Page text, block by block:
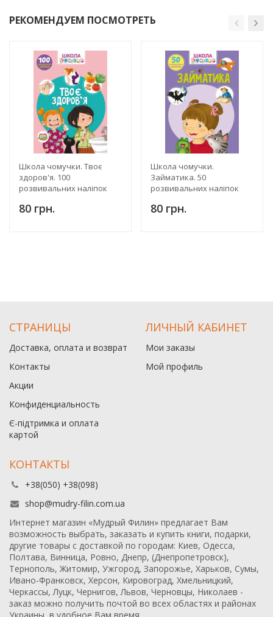
РЕКОМЕНДУЕМ ПОСМОТРЕТЬ
Школа чомучки. Твоє
здоров'я. 100
розвивальних наліпок
80 грн.
Школа чомучки.
Займатика. 50
розвивальних наліпок
80 грн.
СТРАНИЦЫ
Доставка, оплата и возврат
Контакты
Акции
Конфиденциальность
Є-підтримка и оплата
картой
ЛИЧНЫЙ КАБИНЕТ
Мои заказы
Мой профиль
КОНТАКТЫ
+38(050) +38(098)
shop@mudry-filin.com.ua
Интернет магазин «Мудрый Филин» предлагает Вам
возможность выбрать, заказать и купить книги, подарки,
другие товары с доставкой по городам: Киев, Одесса,
Полтава, Винница, Ровно, Днепр, (Днепропетровск),
Тернополь, Житомир, Ужгород, Запорожье, Харьков, Сумы,
Ивано-Франковск, Херсон, Кировоград, Хмельницкий,
Черкассы, Луцк, Чернигов, Львов, Черновцы, Николаев -
заказ можно получить почтой во всех областях и районах